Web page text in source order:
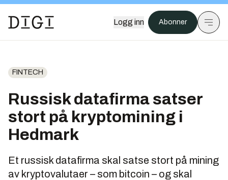
Logg inn Abonner
FINTECH
Russisk datafirma satser
stort på kryptomining i
Hedmark
Et russisk datafirma skal satse stort på mining
av kryptovalutaer – som bitcoin – og skal